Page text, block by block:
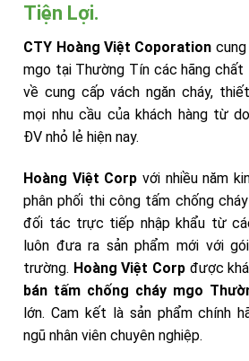
Tiện Lợi.
CTY Hoàng Việt Coporation
mgo tại Thường Tín các hãng chất
về cung cấp vách ngăn cháy,
mọi nhu cầu của khách hàng từ
ĐV nhỏ lẻ hiện nay.
Hoàng Việt Corp với nhiều năm
phân phối thi công tấm chống
đối tác trực tiếp nhập khẩu từ
luôn đưa ra sản phẩm mới với
trường. Hoàng Việt Corp được
bán tấm chống cháy mgo
lớn. Cam kết là sản phẩm chính
ngũ nhân viên chuyên nghiệp.